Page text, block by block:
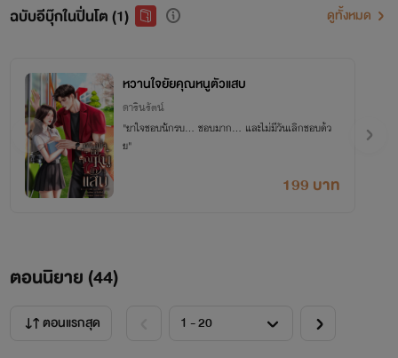
ฉบับอีบุ๊กในปิ่นโต (1) ดูทั้งหมด
หวานใจยัยคุณหนูตัวแสบ
ดารินรัตน์
"ยาใจชอบนักรบ... ชอบมาก... และไม่มีวันเลิกชอบด้ว
ย"
199 บาท
ตอนนิยาย (44)
ตอนแรกสุด